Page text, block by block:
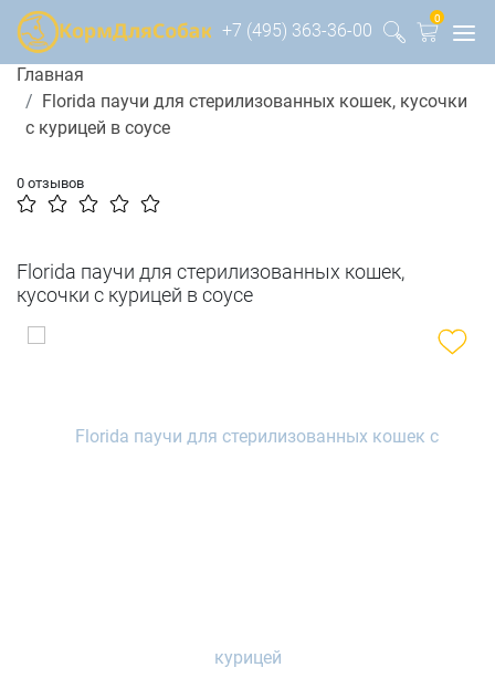
+7 (495) 363-36-00
0
Главная
Florida паучи для стерилизованных кошек, кусочки
с курицей в соусе
0 отзывов
Florida паучи для стерилизованных кошек,
кусочки с курицей в соусе